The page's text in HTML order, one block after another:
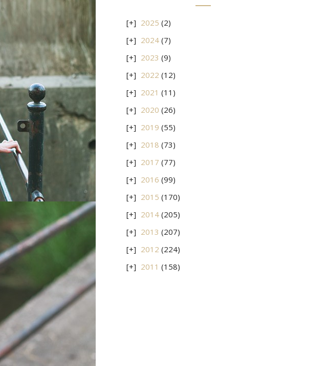
2025 (2)
2024 (7)
2023 (9)
2022 (12)
2021 (11)
2020 (26)
2019 (55)
2018 (73)
2017 (77)
2016 (99)
2015 (170)
2014 (205)
2013 (207)
2012 (224)
2011 (158)